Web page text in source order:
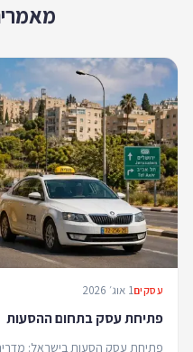
עסקים1 אוג׳ 2026
פתיחת עסק בתחום ההסעות
פתיחת עסק הסעות בישראל: מדריך